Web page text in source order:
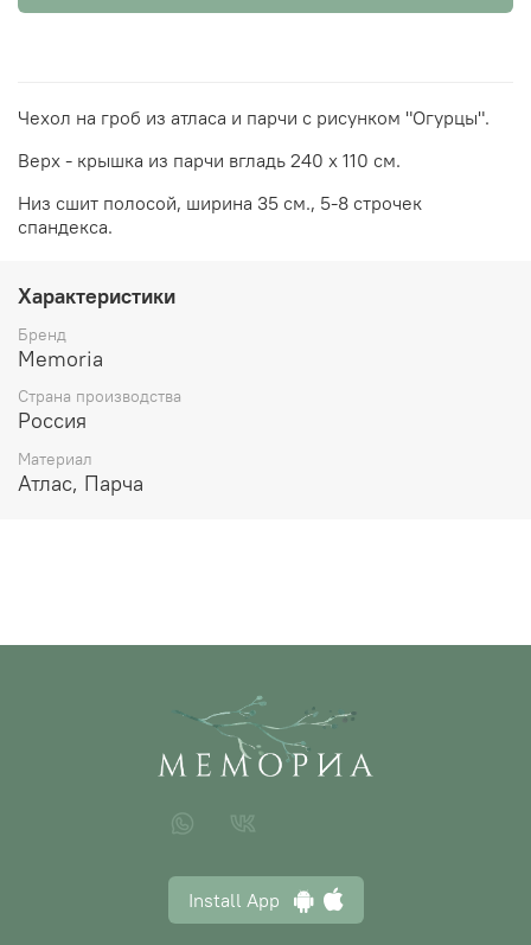
Чехол на гроб из атласа и парчи с рисунком "Огурцы".
Верх - крышка из парчи вгладь 240 х 110 см.
Низ сшит полосой, ширина 35 см., 5-8 строчек
спандекса.
Характеристики
Бренд
Memoria
Страна производства
Россия
Материал
Атлас, Парча
Install App